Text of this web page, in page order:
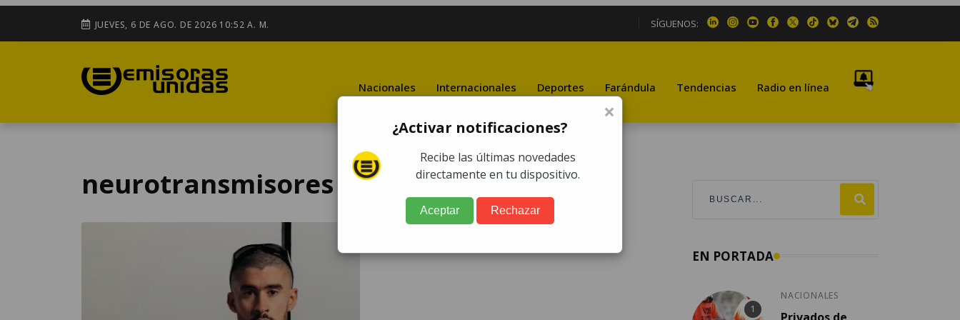
JUEVES, 6 DE AGO. DE 2026 10:52 A. M. SÍGUENOS:
Nacionales Internacionales Deportes Farándula Tendencias Radio en línea
neurotransmisores
EN PORTADA
NACIONALES
×
¿Activar notificaciones?
Recibe las últimas novedades
directamente en tu dispositivo.
Aceptar Rechazar